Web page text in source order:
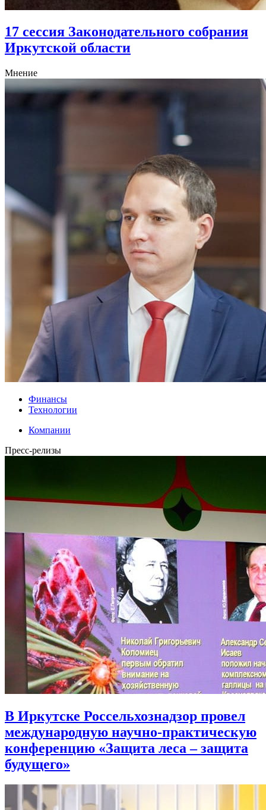
17 сессия Законодательного собрания
Иркутской области
Мнение
Финансы
Технологии
Компании
Пресс-релизы
В Иркутске Россельхознадзор провел
международную научно-практическую
конференцию «Защита леса – защита
будущего»